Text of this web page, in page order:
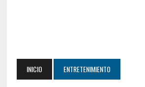
INICIO ENTRETENIMIENTO